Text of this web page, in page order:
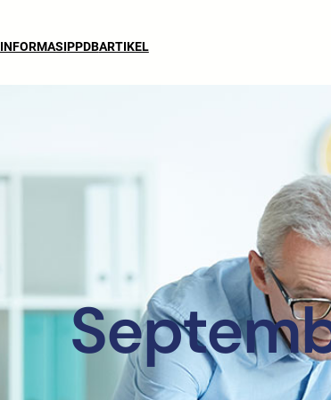
INFORMASIPPDBARTIKEL